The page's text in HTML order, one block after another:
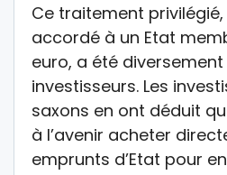
Ce traitement
accordé à un Etat
euro, a été
investisseurs. Les
saxons en ont déduit
à l’avenir acheter
emprunts d’Etat pour